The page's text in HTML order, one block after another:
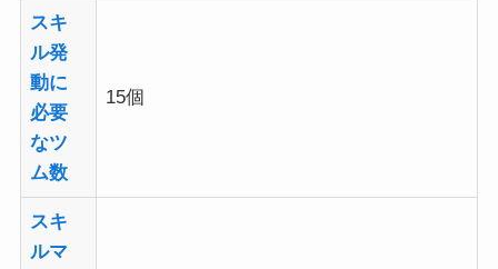
スキ
ル発
動に
必要
なツ
ム数
15個
スキ
ルマ